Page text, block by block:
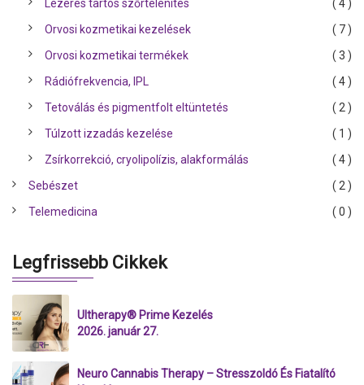
Lézeres tartós szőrtelenítés
( 4 )
Orvosi kozmetikai kezelések
( 7 )
Orvosi kozmetikai termékek
( 3 )
Rádiófrekvencia, IPL
( 4 )
Tetoválás és pigmentfolt eltüntetés
( 2 )
Túlzott izzadás kezelése
( 1 )
Zsírkorrekció, cryolipolízis, alakformálás
( 4 )
Sebészet
( 2 )
Telemedicina
( 0 )
Legfrissebb Cikkek
Ultherapy® Prime Kezelés
2026. január 27.
Neuro Cannabis Therapy – Stresszoldó És Fiatalító